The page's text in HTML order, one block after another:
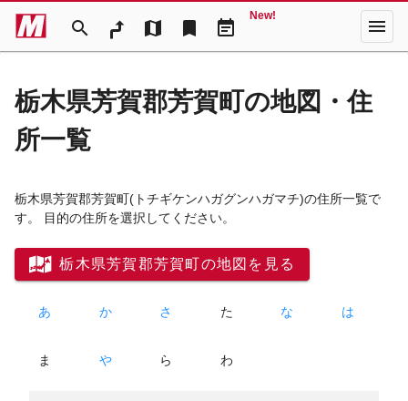
search map bookmark event_note
New! menu
栃木県芳賀郡芳賀町の地図・住
所一覧
栃木県芳賀郡芳賀町(トチギケンハガグンハガマチ)の住所一覧で
す。 目的の住所を選択してください。
栃木県芳賀郡芳賀町の地図を見る
あ か さ た な は
ま や ら わ